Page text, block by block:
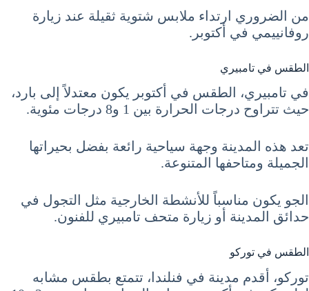
من الضروري ارتداء ملابس شتوية ثقيلة عند زيارة
روفانييمي في أكتوبر.
الطقس في تامبيري
في تامبيري، الطقس في أكتوبر يكون معتدلاً إلى بارد،
حيث تتراوح درجات الحرارة بين 1 و8 درجات مئوية.
تعد هذه المدينة وجهة سياحية رائعة بفضل بحيراتها
الجميلة ومتاحفها المتنوعة.
الجو يكون مناسباً للأنشطة الخارجية مثل التجول في
حدائق المدينة أو زيارة متحف تامبيري للفنون.
الطقس في توركو
توركو، أقدم مدينة في فنلندا، تتمتع بطقس مشابه